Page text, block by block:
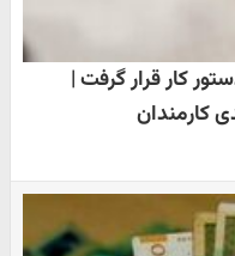
کار قرار گرفت |